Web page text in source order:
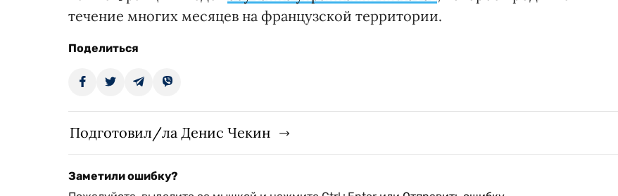
течение многих месяцев на французской территории.
Поделиться
Подготовил/ла Денис Чекин
Заметили ошибку?